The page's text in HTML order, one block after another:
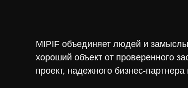
MIPIF объединяет людей и
хороший объект от проверенного
проект, надежного бизнес-